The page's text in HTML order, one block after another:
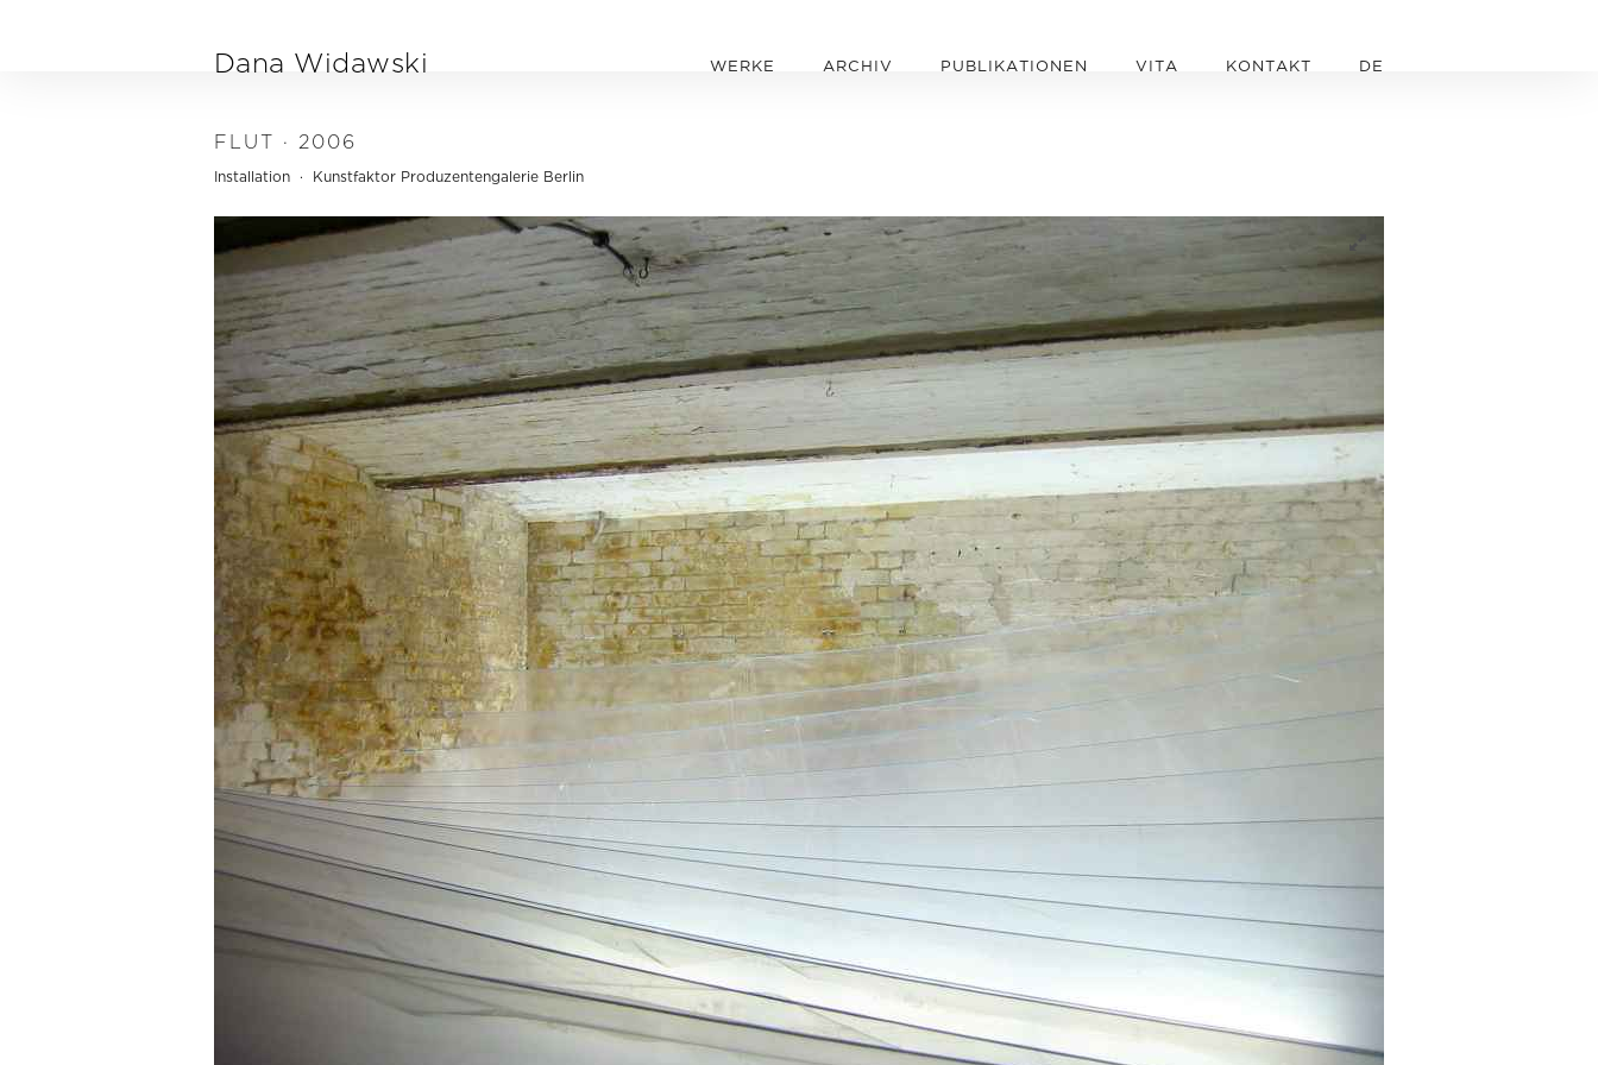
Dana Widawski WERKE ARCHIV PUBLIKATIONEN VITA KONTAKT DE
FLUT · 2006
Installation · Kunstfaktor Produzentengalerie Berlin